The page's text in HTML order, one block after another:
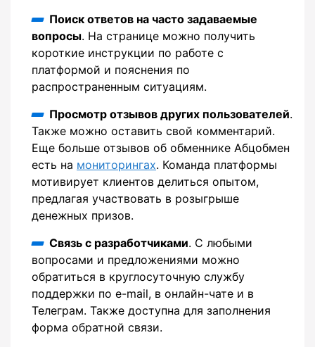
Поиск ответов на часто задаваемые
вопросы. На странице можно получить
короткие инструкции по работе с
платформой и пояснения по
распространенным ситуациям.
Просмотр отзывов других пользователей.
Также можно оставить свой комментарий.
Еще больше отзывов об обменнике Абцобмен
есть на мониторингах. Команда платформы
мотивирует клиентов делиться опытом,
предлагая участвовать в розыгрыше
денежных призов.
Связь с разработчиками. С любыми
вопросами и предложениями можно
обратиться в круглосуточную службу
поддержки по e-mail, в онлайн-чате и в
Телеграм. Также доступна для заполнения
форма обратной связи.